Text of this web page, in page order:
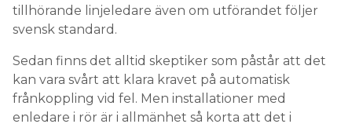
tillhörande linjeledare även om utförandet följer
svensk standard.
Sedan finns det alltid skeptiker som påstår att det
kan vara svårt att klara kravet på automatisk
frånkoppling vid fel. Men installationer med
enledare i rör är i allmänhet så korta att det i